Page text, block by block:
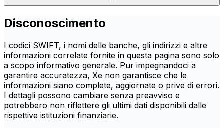
Disconoscimento
I codici SWIFT, i nomi delle banche, gli indirizzi e altre
informazioni correlate fornite in questa pagina sono solo
a scopo informativo generale. Pur impegnandoci a
garantire accuratezza, Xe non garantisce che le
informazioni siano complete, aggiornate o prive di errori.
I dettagli possono cambiare senza preavviso e
potrebbero non riflettere gli ultimi dati disponibili dalle
rispettive istituzioni finanziarie.